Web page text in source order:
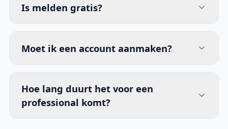
Is melden gratis?
Moet ik een account aanmaken?
Hoe lang duurt het voor een
professional komt?